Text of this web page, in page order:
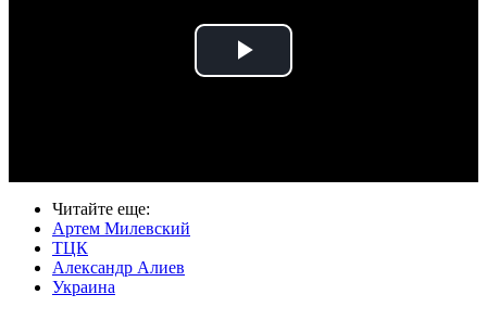
Play
Читайте еще:
Артем Милевский
ТЦК
Александр Алиев
Украина